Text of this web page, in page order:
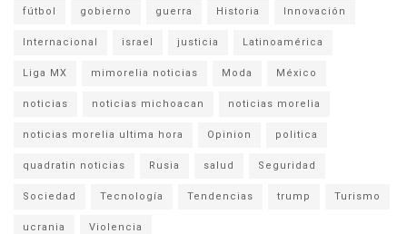
fútbol gobierno guerra Historia Innovación
Internacional israel justicia Latinoamérica
Liga MX mimorelia noticias Moda México
noticias noticias michoacan noticias morelia
noticias morelia ultima hora Opinion politica
quadratin noticias Rusia salud Seguridad
Sociedad Tecnología Tendencias trump Turismo
ucrania Violencia